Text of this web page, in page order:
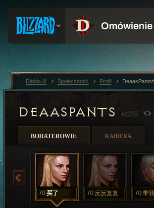
DEAASPANTS #1235
BOHATEROWIE KARIERA
70买了 70 反反复复 70
Diablo III Społeczność Profil